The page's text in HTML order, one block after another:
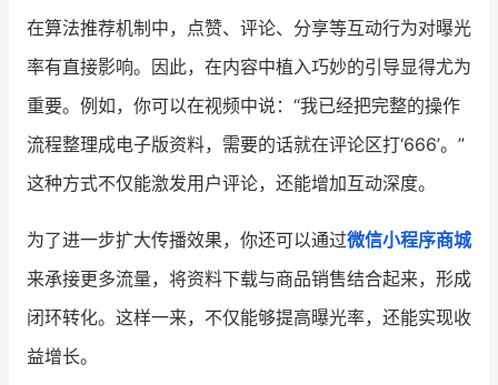
在算法推荐机制中，点赞、评论、分享等互动行为对曝光
率有直接影响。因此，在内容中植入巧妙的引导显得尤为
重要。例如，你可以在视频中说：“我已经把完整的操作
流程整理成电子版资料，需要的话就在评论区打‘666’。”
这种方式不仅能激发用户评论，还能增加互动深度。
为了进一步扩大传播效果，你还可以通过微信小程序商城
来承接更多流量，将资料下载与商品销售结合起来，形成
闭环转化。这样一来，不仅能够提高曝光率，还能实现收
益增长。